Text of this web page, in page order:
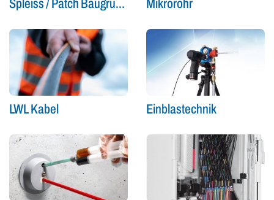
Spleiss / Patch Baugruppen Mikrorohr
LWL Kabel Einblastechnik